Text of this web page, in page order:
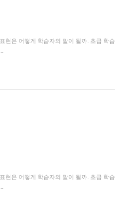
현은 어떻게 학습자의 말이 될까. 초급 학습
현은 어떻게 학습자의 말이 될까. 초급 학습